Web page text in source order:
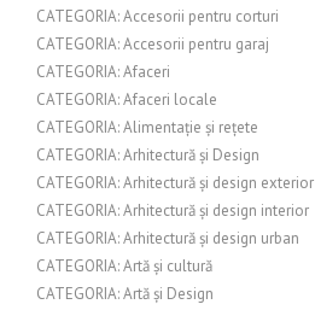
CATEGORIA: Accesorii pentru corturi
CATEGORIA: Accesorii pentru garaj
CATEGORIA: Afaceri
CATEGORIA: Afaceri locale
CATEGORIA: Alimentație și rețete
CATEGORIA: Arhitectură și Design
CATEGORIA: Arhitectură și design exterior
CATEGORIA: Arhitectură și design interior
CATEGORIA: Arhitectură și design urban
CATEGORIA: Artă și cultură
CATEGORIA: Artă și Design